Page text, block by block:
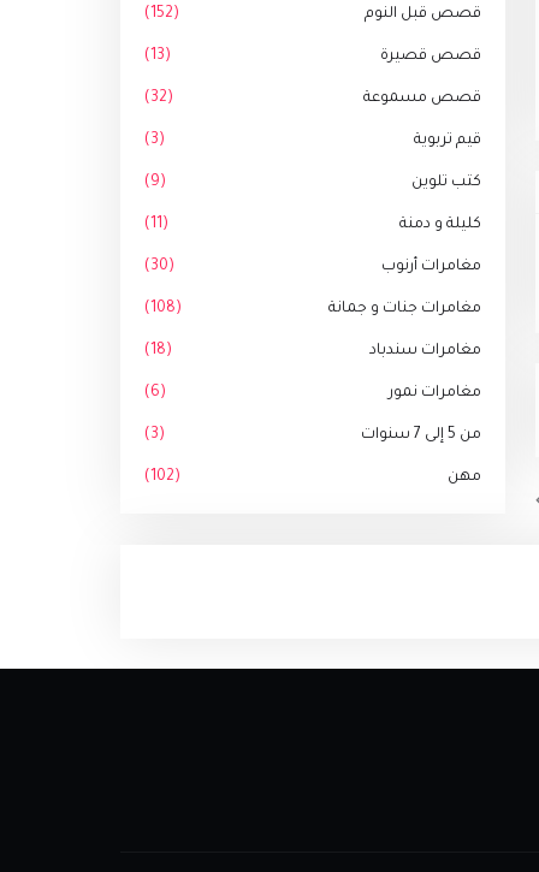
قصص قبل النوم (152)
قصص قصيرة (13)
قصص مسموعة (32)
قيم تربوية (3)
كتب تلوين (9)
كليلة و دمنة (11)
مغامرات أرنوب (30)
مغامرات جنات و جمانة (108)
مغامرات سندباد (18)
مغامرات نمور (6)
من 5 إلى 7 سنوات (3)
مهن (102)